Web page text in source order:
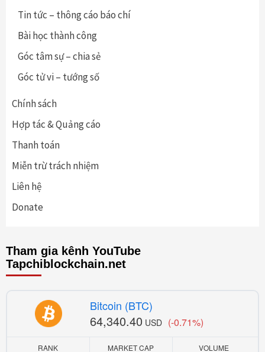
Tin tức – thông cáo báo chí
Bài học thành công
Góc tâm sự – chia sẻ
Góc tử vi – tướng số
Chính sách
Hợp tác & Quảng cáo
Thanh toán
Miễn trừ trách nhiệm
Liên hệ
Donate
Tham gia kênh YouTube
Tapchiblockchain.net
Bitcoin (BTC)
64,340.40 USD (-0.71%)
RANK MARKET CAP VOLUME